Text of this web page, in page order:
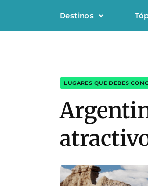
Destinos
LUGARES QUE DEBES